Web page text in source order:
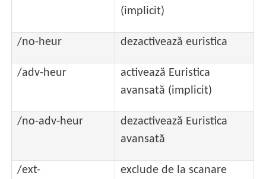
(implicit)
/no-heur dezactivează euristica
/adv-heur
activează Euristica
avansată (implicit)
/no-adv-heur
dezactivează Euristica
avansată
/ext- exclude de la scanare